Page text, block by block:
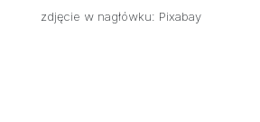
zdjęcie w nagłówku: Pixabay